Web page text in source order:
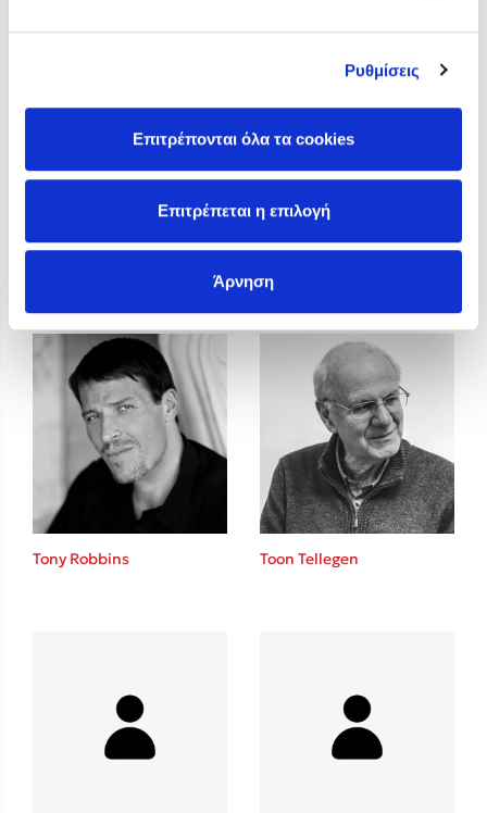
Ρυθμίσεις
Επιτρέπονται όλα τα cookies
Επιτρέπεται η επιλογή
Άρνηση
Η Δανάη Δεληγεώργη στον Πύργο Κύμης
Ο Κώστας Κρομμύδας στο Παλαιοχώρι Καλαμπάκας
Χαλκιδικής
Ο Στέφανος Ξενάκης στη Χίο
Ο Κώστας Κρομμύδας & η Μαρίνα Γιώτη στο 54o Φεστιβάλ
Tony Robbins Toon Tellegen